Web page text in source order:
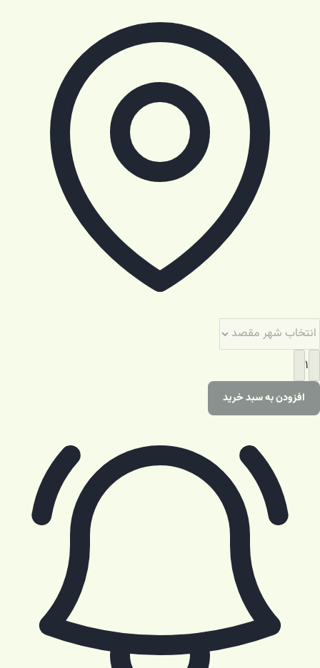
۱
افزودن به سبد خرید